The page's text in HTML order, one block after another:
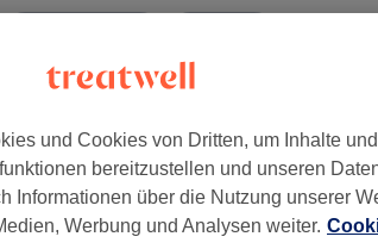
&
+
und Cookies von Dritten, um Inhalte
bereitzustellen und unseren
Informationen über die Nutzung unserer
Werbung und Analysen weiter.